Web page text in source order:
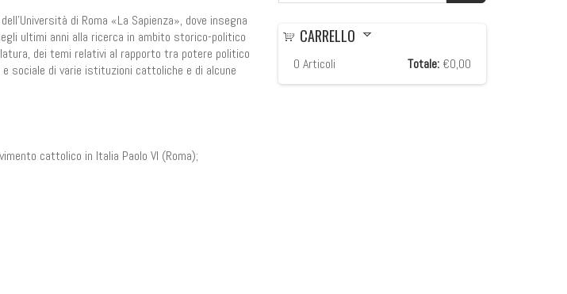
di Roma «La Sapienza», dove insegna
ultimi anni alla ricerca in ambito storico-politico
dei temi relativi al rapporto tra potere politico
sociale di varie istituzioni cattoliche e di alcune
cattolico in Italia Paolo VI (Roma);
CARRELLO
0 Articoli Totale: €0,00